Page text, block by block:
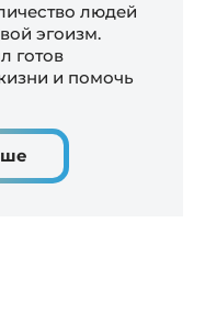
людей
эгоизм.
готов
и помочь